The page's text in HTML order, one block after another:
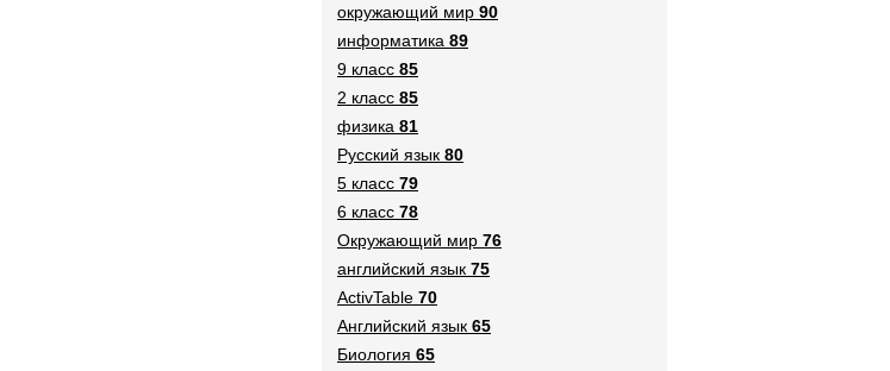
окружающий мир 90
информатика 89
9 класс 85
2 класс 85
физика 81
Русский язык 80
5 класс 79
6 класс 78
Окружающий мир 76
английский язык 75
ActivTable 70
Английский язык 65
Биология 65